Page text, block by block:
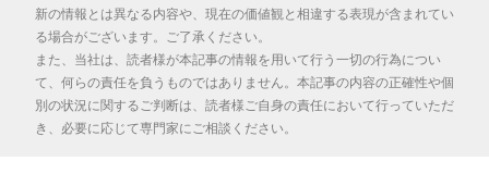
新の情報とは異なる内容や、現在の価値観と相違する表現が含まれてい
る場合がございます。ご了承ください。
また、当社は、読者様が本記事の情報を用いて行う一切の行為につい
て、何らの責任を負うものではありません。本記事の内容の正確性や個
別の状況に関するご判断は、読者様ご自身の責任において行っていただ
き、必要に応じて専門家にご相談ください。